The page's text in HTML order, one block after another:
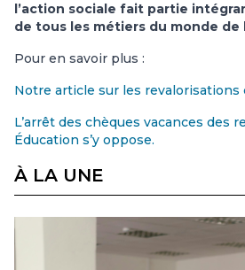
l’action sociale fait partie int
de tous les métiers du monde de
Pour en savoir plus :
Notre article sur les revalorisations
L’arrêt des chèques vacances des
Éducation s’y oppose.
À LA UNE